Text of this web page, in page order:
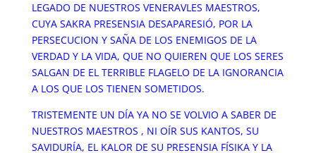
LEGADO DE NUESTROS VENERAVLES MAESTROS,
CUYA SAKRA PRESENSIA DESAPARESIÓ, POR LA
PERSECUCION Y SAÑA DE LOS ENEMIGOS DE LA
VERDAD Y LA VIDA, QUE NO QUIEREN QUE LOS SERES
SALGAN DE EL TERRIBLE FLAGELO DE LA IGNORANCIA
A LOS QUE LOS TIENEN SOMETIDOS.
TRISTEMENTE UN DÍA YA NO SE VOLVIO A SABER DE
NUESTROS MAESTROS , NI OÍR SUS KANTOS, SU
SAVIDURÍA, EL KALOR DE SU PRESENSIA FÍSIKA Y LA